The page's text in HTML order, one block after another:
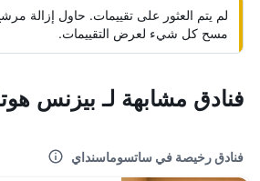
لم يتم العثور على تقييمات. حاول إزالة
مسح كل شيء لعرض التقييمات.
فنادق مشابهة لـ بيزنس
فنادق رخيصة في ساتسوماسنداي